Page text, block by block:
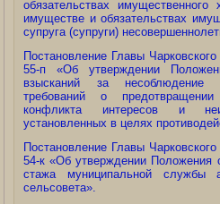
обязательствах
имуществе и обязательствах
супруга (супруги)
Постановление Главы
55-п «Об утверждении
взысканий за несоблюдение
требований о
конфликта интересов и
установленных в целях
Постановление Главы
54-к «Об утверждении Положения
стажа муниципальной службы
сельсовета».